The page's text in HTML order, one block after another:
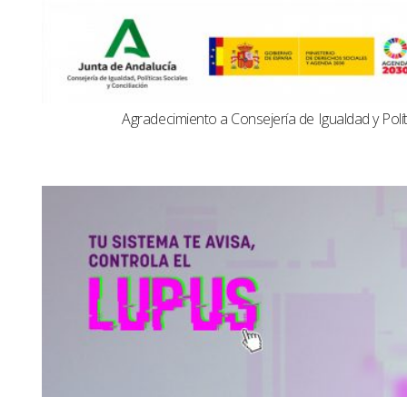
Agradecimiento a Consejería de Igualdad y